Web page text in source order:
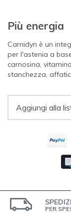
Più energia
Carnidyn è un
per l'astenia a
carnosina,
stanchezza,
Aggiungi alla
PER